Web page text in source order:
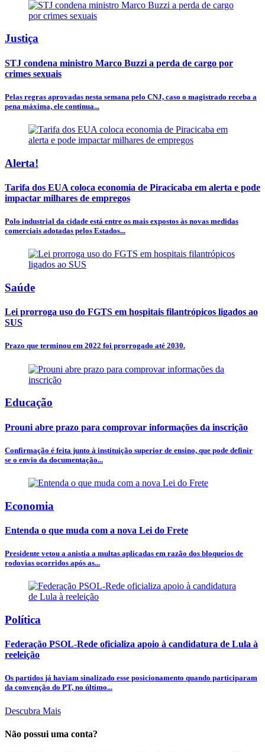
Justiça
STJ condena ministro Marco Buzzi a perda de cargo por
crimes sexuais
Pelas regras aprovadas nesta semana pelo CNJ, caso o magistrado receba a
pena máxima, ele continua...
Alerta!
Tarifa dos EUA coloca economia de Piracicaba em alerta e pode
impactar milhares de empregos
Polo industrial da cidade está entre os mais expostos às novas medidas
comerciais adotadas pelos Estados...
Saúde
Lei prorroga uso do FGTS em hospitais filantrópicos ligados ao
SUS
Prazo que terminou em 2022 foi prorrogado até 2030.
Educação
Prouni abre prazo para comprovar informações da inscrição
Confirmação é feita junto à instituição superior de ensino, que pode definir
se o envio da documentação...
Economia
Entenda o que muda com a nova Lei do Frete
Presidente vetou a anistia a multas aplicadas em razão dos bloqueios de
rodovias ocorridos após as...
Política
Federação PSOL-Rede oficializa apoio à candidatura de Lula à
reeleição
Os partidos já haviam sinalizado esse posicionamento quando participaram
da convenção do PT, no último...
Descubra Mais
Não possui uma conta?